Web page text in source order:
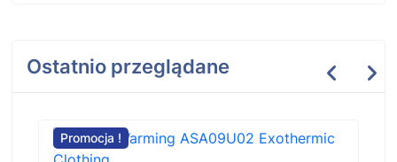
Ostatnio przeglądane
Promocja !